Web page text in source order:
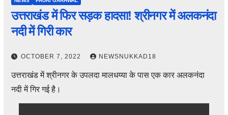
उत्तराखंड में फिर सड़क हादसा! श्रीनगर में अलकनंदा
नदी में गिरी कार
OCTOBER 7, 2022 NEWSNUKKAD18
उत्तराखंड में श्रीनगर के उपलदा मालधय्या के पास एक कार अलकनंदा
नदी में गिर गई है।